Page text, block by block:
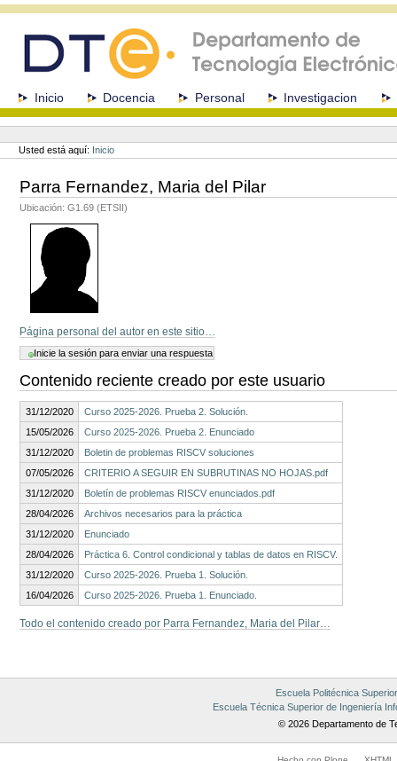
navegación
SeccionesInicio Docencia Personal Investigacion
Herramientas
Personales
Usted está aquí: Inicio
Parra Fernandez, Maria del Pilar
Ubicación: G1.69 (ETSII)
Página personal del autor en este sitio…
Contenido reciente creado por este usuario
31/12/2020
Curso 2025-2026. Prueba 2. Solución.
15/05/2026
Curso 2025-2026. Prueba 2. Enunciado
31/12/2020
Boletin de problemas RISCV soluciones
07/05/2026
CRITERIO A SEGUIR EN SUBRUTINAS NO HOJAS.pdf
31/12/2020
Boletín de problemas RISCV enunciados.pdf
28/04/2026
Archivos necesarios para la práctica
31/12/2020
Enunciado
28/04/2026
Práctica 6. Control condicional y tablas de datos en RISCV.
31/12/2020
Curso 2025-2026. Prueba 1. Solución.
16/04/2026
Curso 2025-2026. Prueba 1. Enunciado.
Todo el contenido creado por Parra Fernandez, Maria del Pilar…
Escuela Politécnica Superior
Escuela Técnica Superior de Ingeniería
© 2026 Departamento de